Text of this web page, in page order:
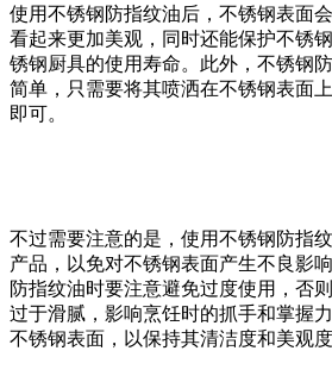
使用不锈钢防指纹油后，不锈钢表面
看起来更加美观，同时还能保护不锈
锈钢厨具的使用寿命。此外，不锈钢
简单，只需要将其喷洒在不锈钢表面
即可。
不过需要注意的是，使用不锈钢防指
产品，以免对不锈钢表面产生不良影
防指纹油时要注意避免过度使用，否
过于滑腻，影响烹饪时的抓手和掌握
不锈钢表面，以保持其清洁度和美观度